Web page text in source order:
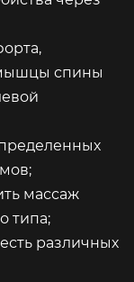
спины
массаж
типа;
различных